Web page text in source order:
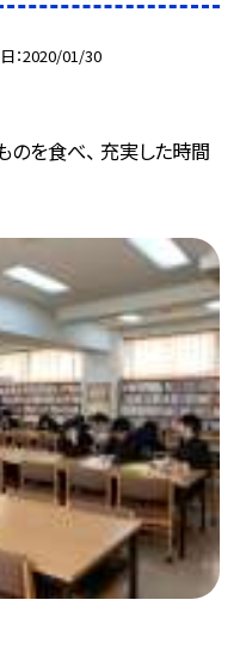
2020/01/30
を食べ、 充実した時間